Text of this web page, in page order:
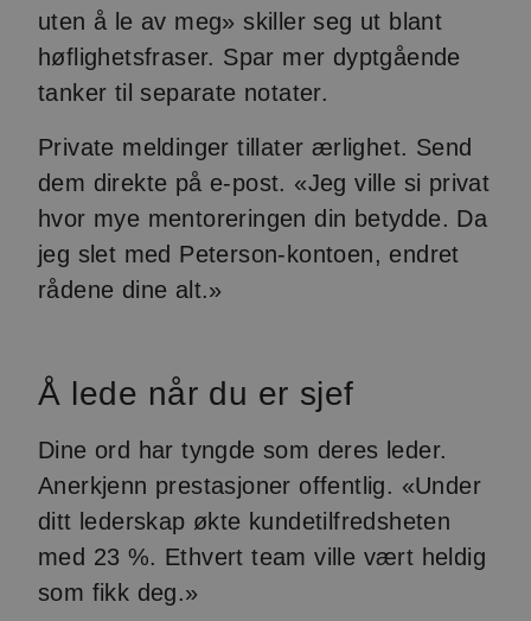
uten å le av meg» skiller seg ut blant
høflighetsfraser. Spar mer dyptgående
tanker til separate notater.
Private meldinger tillater ærlighet. Send
dem direkte på e-post. «Jeg ville si privat
hvor mye mentoreringen din betydde. Da
jeg slet med Peterson-kontoen, endret
rådene dine alt.»
Å lede når du er sjef
Dine ord har tyngde som deres leder.
Anerkjenn prestasjoner offentlig. «Under
ditt lederskap økte kundetilfredsheten
med 23 %. Ethvert team ville vært heldig
som fikk deg.»